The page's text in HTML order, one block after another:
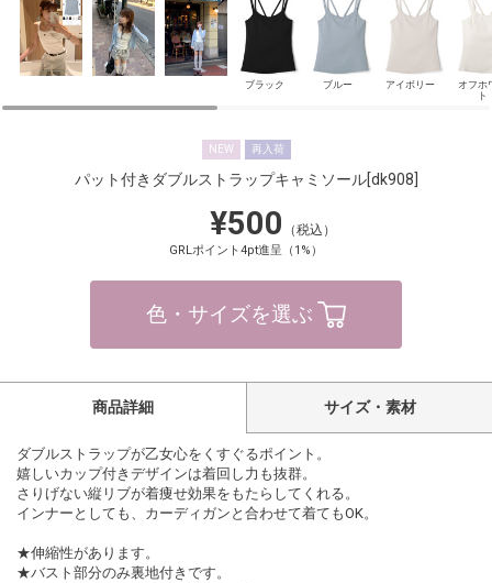
ブラック ブルー アイボリー
オフホ
ト
NEW 再入荷
パット付きダブルストラップキャミソール[dk908]
¥500 （税込）
GRLポイント4pt進呈（1%）
色・サイズを選ぶ
商品詳細 サイズ・素材
ダブルストラップが乙女心をくすぐるポイント。
嬉しいカップ付きデザインは着回し力も抜群。
さりげない縦リブが着痩せ効果をもたらしてくれる。
インナーとしても、カーディガンと合わせて着てもOK。
★伸縮性があります。
★バスト部分のみ裏地付きです。